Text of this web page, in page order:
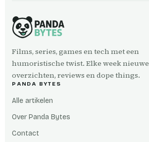
Films, series, games en tech met een
humoristische twist. Elke week nieuwe
overzichten, reviews en dope things.
PANDA BYTES
Alle artikelen
Over Panda Bytes
Contact